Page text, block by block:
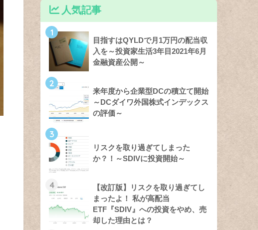
人気記事
1
目指すはQYLDで月1万円の配当収
入を～投資家生活3年目2021年6月
金融資産公開～
2
来年度から企業型DCの積立て開始
～DCダイワ外国株式インデックス
の評価～
3
リスクを取り過ぎてしまった
か？！～SDIVに投資開始～
4
【改訂版】リスクを取り過ぎてし
まったよ！ 私が高配当
ETF『SDIV』への投資をやめ、売
却した理由とは？